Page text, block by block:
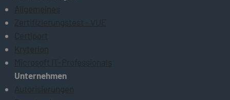
Allgemeines
Zertifizierungstest - VUE
Certiport
Kryterion
Microsoft IT-Professionals
Unternehmen
Autorisierungen